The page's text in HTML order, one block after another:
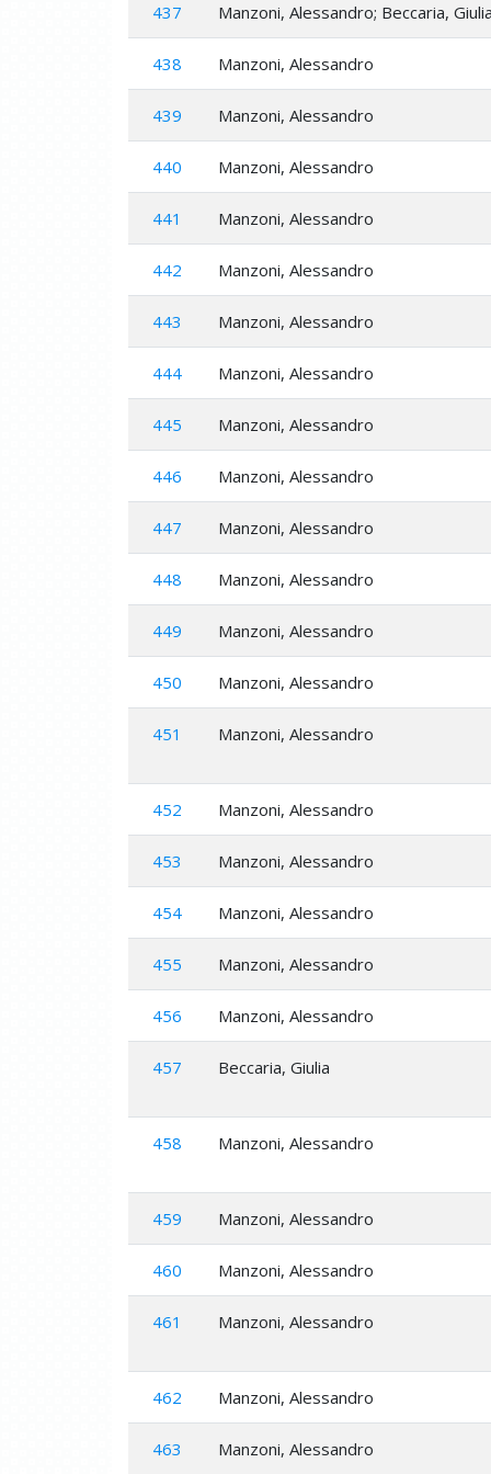
437 Manzoni, Alessandro; Beccaria,
438 Manzoni, Alessandro
439 Manzoni, Alessandro
440 Manzoni, Alessandro
441 Manzoni, Alessandro
442 Manzoni, Alessandro
443 Manzoni, Alessandro
444 Manzoni, Alessandro
445 Manzoni, Alessandro
446 Manzoni, Alessandro
447 Manzoni, Alessandro
448 Manzoni, Alessandro
449 Manzoni, Alessandro
450 Manzoni, Alessandro
451 Manzoni, Alessandro
452 Manzoni, Alessandro
453 Manzoni, Alessandro
454 Manzoni, Alessandro
455 Manzoni, Alessandro
456 Manzoni, Alessandro
457 Beccaria, Giulia
458 Manzoni, Alessandro
459 Manzoni, Alessandro
460 Manzoni, Alessandro
461 Manzoni, Alessandro
462 Manzoni, Alessandro
463 Manzoni, Alessandro